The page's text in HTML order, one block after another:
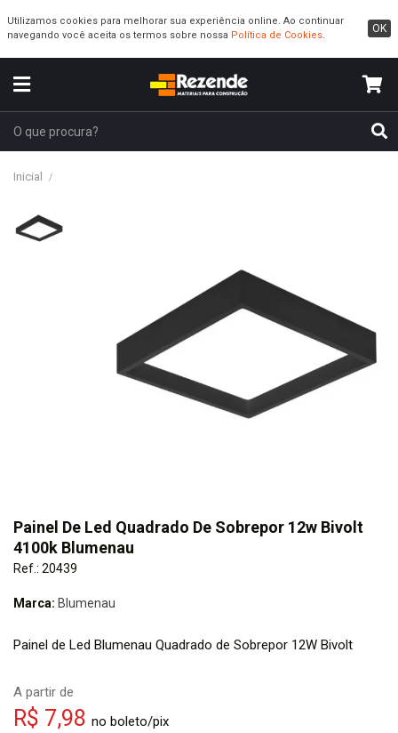
OK
Utilizamos cookies para melhorar sua experiência online. Ao continuar
navegando você aceita os termos sobre nossa Política de Cookies.
Inicial
Painel De Led Quadrado De Sobrepor 12w Bivolt
4100k Blumenau
Ref.: 20439
Marca: Blumenau
Painel de Led Blumenau Quadrado de Sobrepor 12W Bivolt
A partir de
R$ 7,98 no boleto/pix